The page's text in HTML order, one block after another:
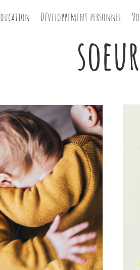
Développement personnel